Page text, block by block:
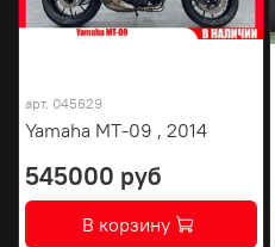
арт. 045629
Yamaha MT-09 , 2014
545000 руб
В корзину